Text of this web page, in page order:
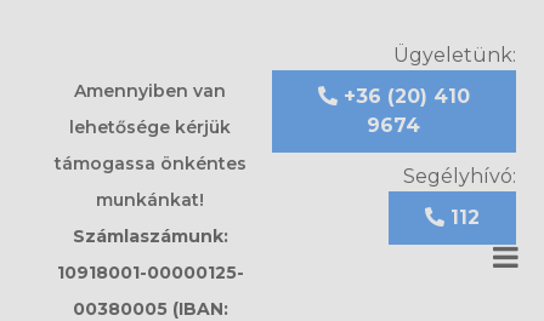
Amennyiben van
lehetősége kérjük
támogassa önkéntes
munkánkat!
Számlaszámunk:
10918001-00000125-
00380005 (IBAN:
Ügyeletünk:
+36 (20) 410
9674
Segélyhívó:
112